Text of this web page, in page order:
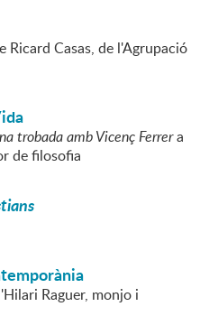
Ricard Casas, de l'Agrupació
trobada amb Vicenç Ferrera
de filosofia
Raguer, monjo i